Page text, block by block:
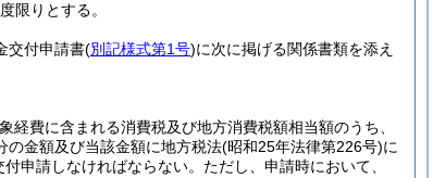
限りとする。
交付申請書(別記様式第1号)に次に掲げる関係書類を添え
経費に含まれる消費税及び地方消費税額相当額のうち、
の金額及び当該金額に地方税法(昭和25年法律第226号)に
申請しなければならない。 ただし、申請時において、